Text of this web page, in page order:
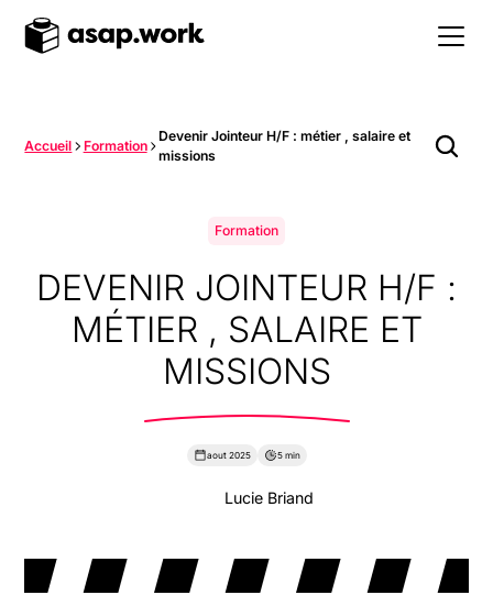
Accueil Formation
Devenir Jointeur H/F : métier , salaire et
missions
Formation
DEVENIR JOINTEUR H/F :
MÉTIER , SALAIRE ET
MISSIONS
aout 2025 5 min
Lucie Briand